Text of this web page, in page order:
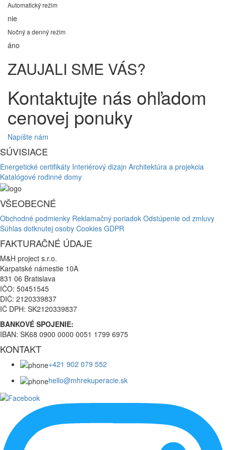
Automatický režim
nie
Nočný a denný režim
áno
ZAUJALI SME VÁS?
Kontaktujte nás ohľadom
cenovej ponuky
Napíšte nám
SÚVISIACE
Energetické certifikáty Interiérový dizajn Architektúra a projekcia
Katalógové rodinné domy
VŠEOBECNÉ
Obchodné podmienky Reklamačný poriadok Odstúpenie od zmluvy
Súhlas dotknutej osoby Cookies GDPR
FAKTURAČNÉ ÚDAJE
M&H project s.r.o.
Karpatské námestie 10A
831 06 Bratislava
IČO: 50451545
DIČ: 2120339837
IČ DPH: SK2120339837
BANKOVÉ SPOJENIE:
IBAN: SK68 0900 0000 0051 1799 6975
KONTAKT
+421 902 079 552
hello@mhrekuperacie.sk